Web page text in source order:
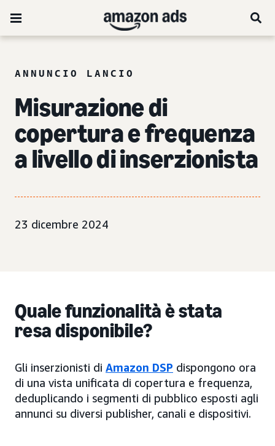
ANNUNCIO LANCIO
Misurazione di
copertura e frequenza
a livello di inserzionista
23 dicembre 2024
Quale funzionalità è stata
resa disponibile?
Gli inserzionisti di Amazon DSP dispongono ora
di una vista unificata di copertura e frequenza,
deduplicando i segmenti di pubblico esposti agli
annunci su diversi publisher, canali e dispositivi.